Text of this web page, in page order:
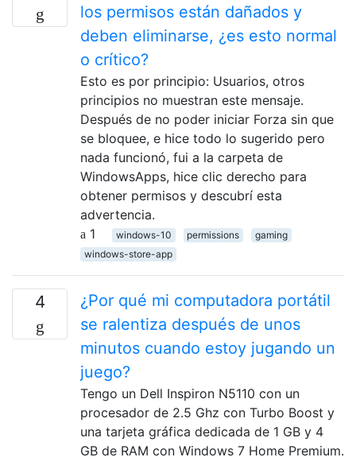
los permisos están dañados y
deben eliminarse, ¿es esto normal
o crítico?
Esto es por principio: Usuarios, otros
principios no muestran este mensaje.
Después de no poder iniciar Forza sin que
se bloquee, e hice todo lo sugerido pero
nada funcionó, fui a la carpeta de
WindowsApps, hice clic derecho para
obtener permisos y descubrí esta
advertencia.
1
windows-10 permissions
gaming
windows-store-app
4
¿Por qué mi computadora portátil
se ralentiza después de unos
minutos cuando estoy jugando un
juego?
Tengo un Dell Inspiron N5110 con un
procesador de 2.5 Ghz con Turbo Boost y
una tarjeta gráfica dedicada de 1 GB y 4
GB de RAM con Windows 7 Home Premium.